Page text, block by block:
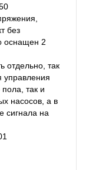
без
оснащен 2
отдельно, так
управления
так и
насосов, а в
сигнала на